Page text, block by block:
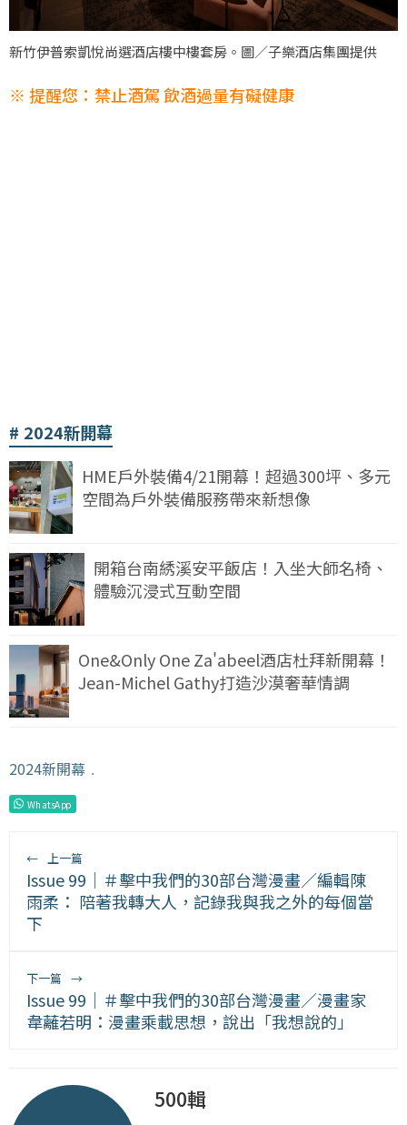
新竹伊普索凱悅尚選酒店樓中樓套房。圖／子樂酒店集團提供
※ 提醒您：禁止酒駕 飲酒過量有礙健康
2024新開幕
HME戶外裝備4/21開幕！超過300坪、多元
空間為戶外裝備服務帶來新想像
開箱台南綉溪安平飯店！入坐大師名椅、
體驗沉浸式互動空間
One&Only One Za'abeel酒店杜拜新開幕！
Jean-Michel Gathy打造沙漠奢華情調
2024新開幕 ﹒
WhatsApp
← 上一篇
Issue 99｜＃擊中我們的30部台灣漫畫／編輯陳
雨柔： 陪著我轉大人，記錄我與我之外的每個當
下
下一篇 →
Issue 99｜＃擊中我們的30部台灣漫畫／漫畫家
韋蘺若明：漫畫乘載思想，說出「我想說的」
500輯